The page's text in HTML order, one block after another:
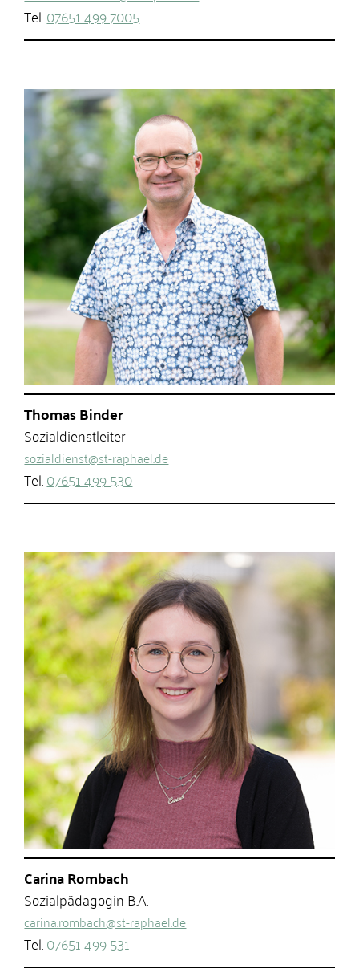
Tel.07651 499 7005
Thomas Binder
Sozialdienstleiter
sozialdienst@st-raphael.de
Tel.07651 499 530
Carina Rombach
Sozialpädagogin B.A.
carina.rombach@st-raphael.de
Tel.07651 499 531